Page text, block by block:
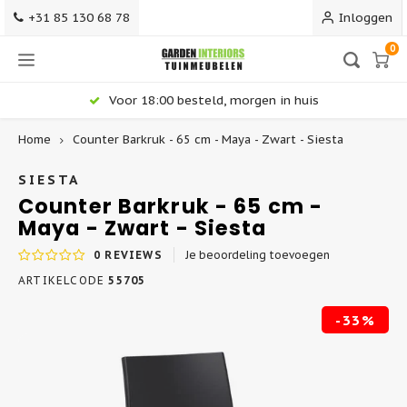
Hoofdmenu / tuinstoelen
Alle Tuinstoelen
Dining Tuinstoelen
Verstelbare Tuinstoelen
Hoofdmenu / barkrukken
Alle Barkrukken
Kunststof Barkrukken
Counter Barkrukken 65 cm
Hoofdmenu / tuintafels
Alle Tuintafels - Gardeninteriors
Ronde Tuintafels
Hoofdmenu / loungesets
Alle Loungesets
Loungeset Hoekbank
Dining Loungesets
Hoofdmenu / terrasmeubilair
Terrasstoelen
Terrastafels
+31 85 130 68 78 Inloggen
0
Voor 18:00 besteld, morgen in huis
Home Counter Barkruk - 65 cm - Maya - Zwart - Siesta
SIESTA
Counter Barkruk - 65 cm -
Maya - Zwart - Siesta
0 REVIEWS
Je beoordeling toevoegen
ARTIKELCODE 55705
-33%